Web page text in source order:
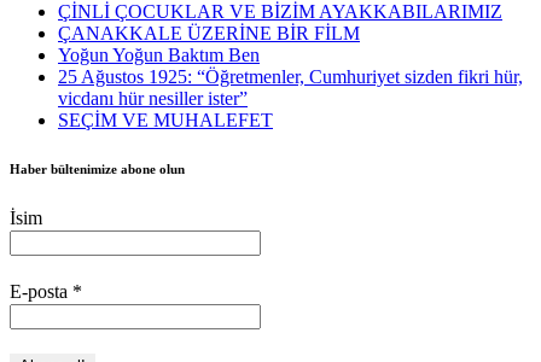
ÇİNLİ ÇOCUKLAR VE BİZİM AYAKKABILARIMIZ
ÇANAKKALE ÜZERİNE BİR FİLM
Yoğun Yoğun Baktım Ben
25 Ağustos 1925: “Öğretmenler, Cumhuriyet sizden fikri hür,
vicdanı hür nesiller ister”
SEÇİM VE MUHALEFET
Haber bültenimize abone olun
İsim
E-posta *